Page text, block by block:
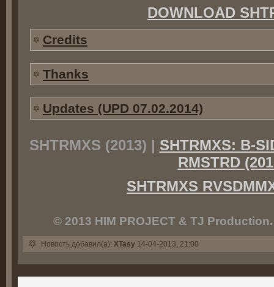
DOWNLOAD
Credits
Thanks
Updates (UPD 07.02.2014)
SHTRMXS (2013) | SHTRMXS: B-
RMSTRD
SHTRMXS
© 2013 HIM PROJECT & TJ
Новость добавил(а): XTasy 14-04-2013, 21:00